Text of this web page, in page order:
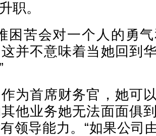
职。
困苦会对一个人的勇
并不意味着当她回到
为首席财务官，她可
他业务她无法面面俱
领导能力。“如果公司